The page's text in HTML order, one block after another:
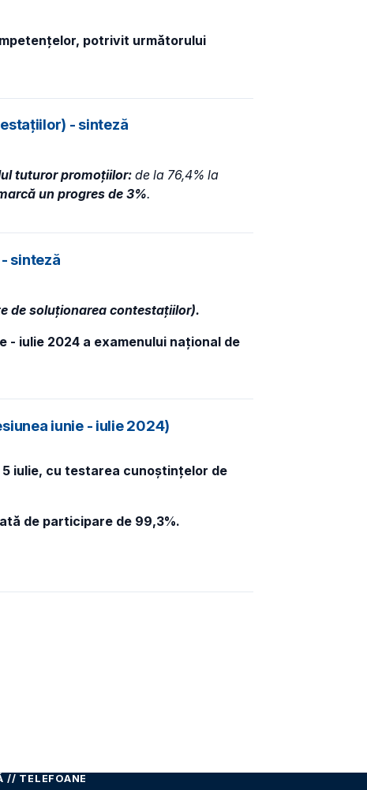
potrivit următorului
- sinteză
tuturor promoțiilor:de la 76,4% la
un progres de 3%.
sinteză
de soluționarea contestațiilor).
iulie 2024 a examenului național de
iunie - iulie 2024)
iulie, cu testarea cunoștințelor de
de participare de 99,3%.
// TELEFOANE